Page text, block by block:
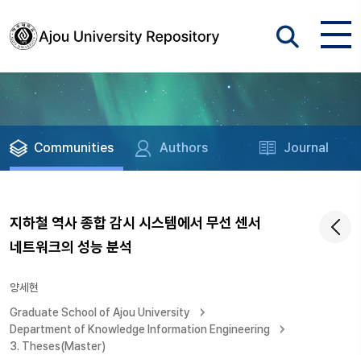
Communities Authors Journal
지하철 역사 종합 감시 시스템에서 무선 센서
네트워크의 성능 분석
양세현
Graduate School of Ajou University
Department of Knowledge Information Engineering
3. Theses(Master)